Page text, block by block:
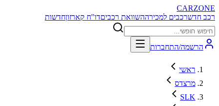
CARZONE
רכב חדשרכבים למכירההשוואת רכביםדו"ח קארזוןחדשות
הרשמה/התחברות
ראשי
מרצדס
SLK